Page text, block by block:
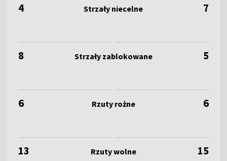
4
8
6
13
7
5
6
15